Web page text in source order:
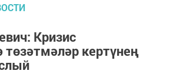
Кризис
төзәтмәләр кертүнең